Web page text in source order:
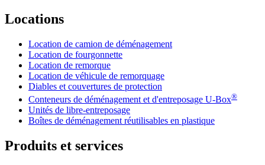
Locations
Location de camion de déménagement
Location de fourgonnette
Location de remorque
Location de véhicule de remorquage
Diables et couvertures de protection
Conteneurs de déménagement et d'entreposage U-Box®
Unités de libre-entreposage
Boîtes de déménagement réutilisables en plastique
Produits et services